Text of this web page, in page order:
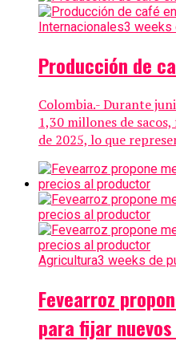
Internacionales3 weeks
Producción de
Colombia.- Durante
1,30 millones de
de 2025, lo que
Agricultura3 weeks de
Fevearroz
para fijar